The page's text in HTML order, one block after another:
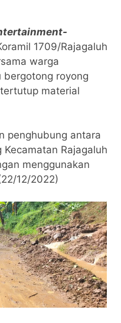
1709/Rajagaluh
warga
bergotong royong
material
penghubung antara
Kecamatan Rajagaluh
menggunakan
12/2022)